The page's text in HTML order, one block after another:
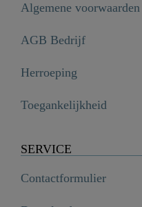
Algemene voorwaarden
AGB Bedrijf
Herroeping
Toegankelijkheid
SERVICE
Contactformulier